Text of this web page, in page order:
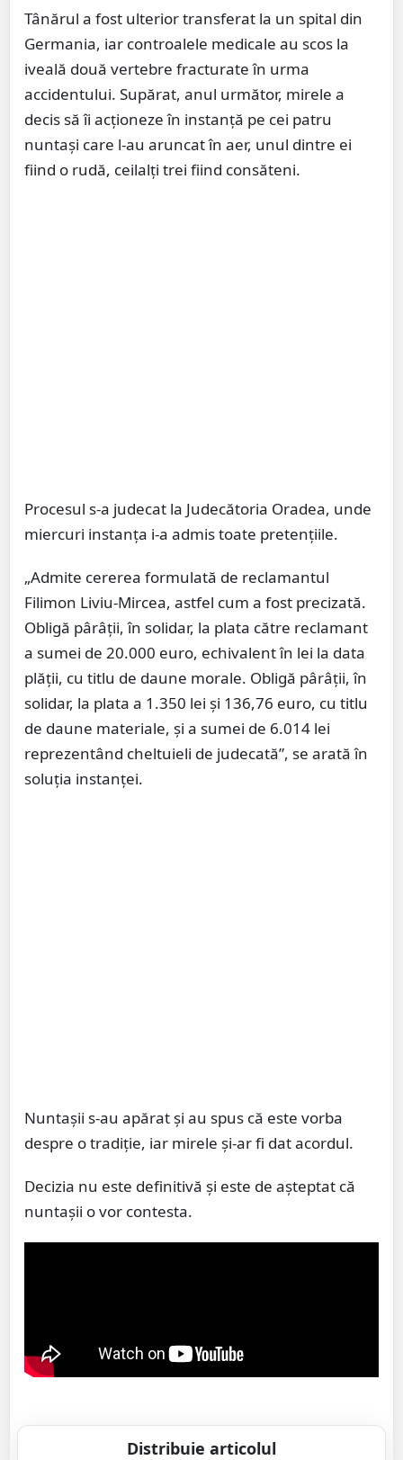
Tânărul a fost ulterior transferat la un spital din
Germania, iar controalele medicale au scos la
iveală două vertebre fracturate în urma
accidentului. Supărat, anul următor, mirele a
decis să îi acționeze în instanță pe cei patru
nuntași care l-au aruncat în aer, unul dintre ei
fiind o rudă, ceilalți trei fiind consăteni.
Procesul s-a judecat la Judecătoria Oradea, unde
miercuri instanța i-a admis toate pretențiile.
„Admite cererea formulată de reclamantul
Filimon Liviu-Mircea, astfel cum a fost precizată.
Obligă pârâţii, în solidar, la plata către reclamant
a sumei de 20.000 euro, echivalent în lei la data
plăţii, cu titlu de daune morale. Obligă pârâţii, în
solidar, la plata a 1.350 lei şi 136,76 euro, cu titlu
de daune materiale, şi a sumei de 6.014 lei
reprezentând cheltuieli de judecată”, se arată în
soluţia instanţei.
Nuntașii s-au apărat și au spus că este vorba
despre o tradiție, iar mirele și-ar fi dat acordul.
Decizia nu este definitivă și este de așteptat că
nuntașii o vor contesta.
Distribuie articolul